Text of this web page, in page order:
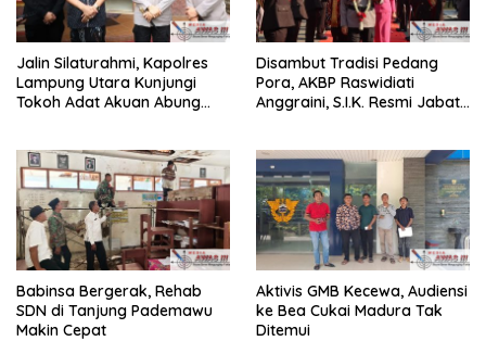
Jalin Silaturahmi, Kapolres
Lampung Utara Kunjungi
Tokoh Adat Akuan Abung
Disambut Tradisi Pedang
Pora, AKBP Raswidiati
Anggraini, S.I.K. Resmi Jabat
Babinsa Bergerak, Rehab
SDN di Tanjung Pademawu
Makin Cepat
Aktivis GMB Kecewa, Audiensi
ke Bea Cukai Madura Tak
Ditemui